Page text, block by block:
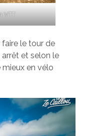
VTT
faire le tour de
arrêt et selon le
mieux en vélo